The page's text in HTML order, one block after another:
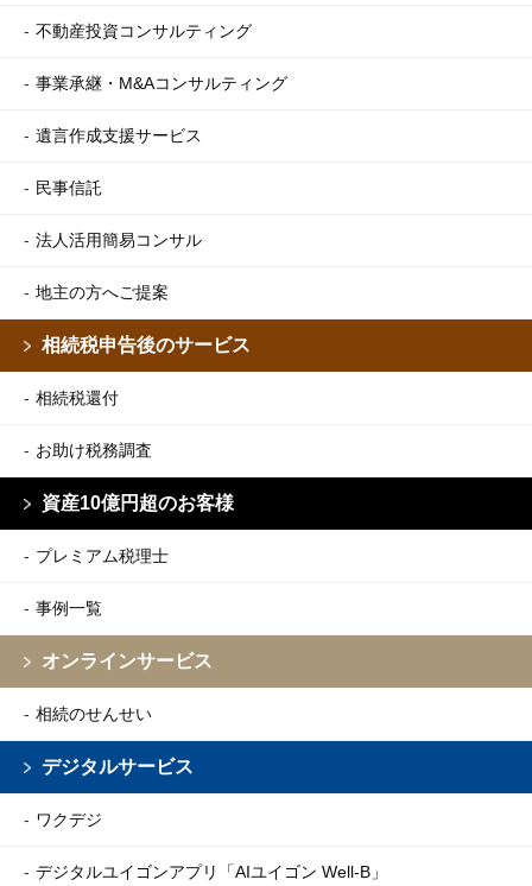
不動産投資コンサルティング
事業承継・M&Aコンサルティング
遺言作成支援サービス
民事信託
法人活用簡易コンサル
地主の方へご提案
相続税申告後のサービス
相続税還付
お助け税務調査
資産10億円超のお客様
プレミアム税理士
事例一覧
オンラインサービス
相続のせんせい
デジタルサービス
ワクデジ
デジタルユイゴンアプリ 「AIユイゴン Well-B」